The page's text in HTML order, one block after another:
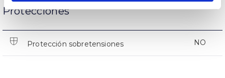
Protecciones
Protección sobretensiones NO